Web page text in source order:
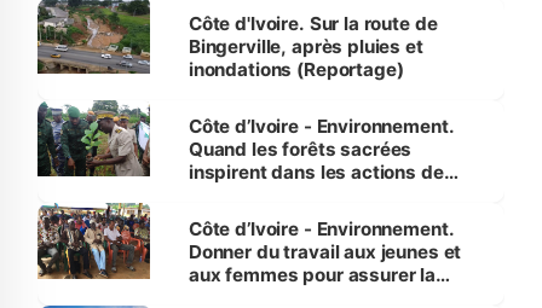
(Alassane Ouattara
Côte d'Ivoire. Sur la route de
Bingerville, après pluies et
inondations (Reportage)
Côte d’Ivoire - Environnement.
Quand les forêts sacrées
inspirent dans les actions de
Côte d’Ivoire - Environnement.
Donner du travail aux jeunes et
aux femmes pour assurer la